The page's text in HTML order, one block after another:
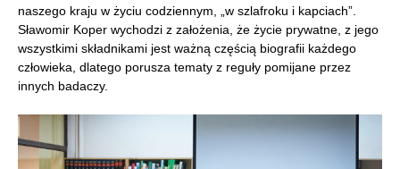
naszego kraju w życiu codziennym, „w szlafroku i kapciach”.
Sławomir Koper wychodzi z założenia, że życie prywatne, z jego
wszystkimi składnikami jest ważną częścią biografii każdego
człowieka, dlatego porusza tematy z reguły pomijane przez
innych badaczy.